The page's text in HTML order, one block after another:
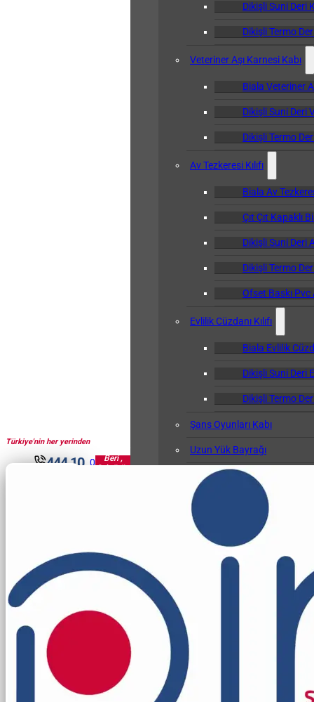
Türkiye'nin her yerinden
444 10 0
Beri ,
Sektörün
Dikişli Suni Deri
Dikişli Termo
Veteriner Aşı Karnesi Kabı
Biala Veteriner
Dikişli Suni Deri
Dikişli Termo
Av Tezkeresi Kılıfı
Biala Av
Çıt Çıt Kapaklı
Dikişli Suni Deri
Dikişli Termo
Ofset Baskı Pvc
Evlilik Cüzdanı Kılıfı
Biala Evlilik
Dikişli Suni Deri
Dikişli Termo
Şans Oyunları Kabı
Uzun Yük Bayrağı
Klasör
Okul Albümü
Öğretmen Not Defteri Kabı
Biala
Gemi Bağlama Kütüğü Kabı